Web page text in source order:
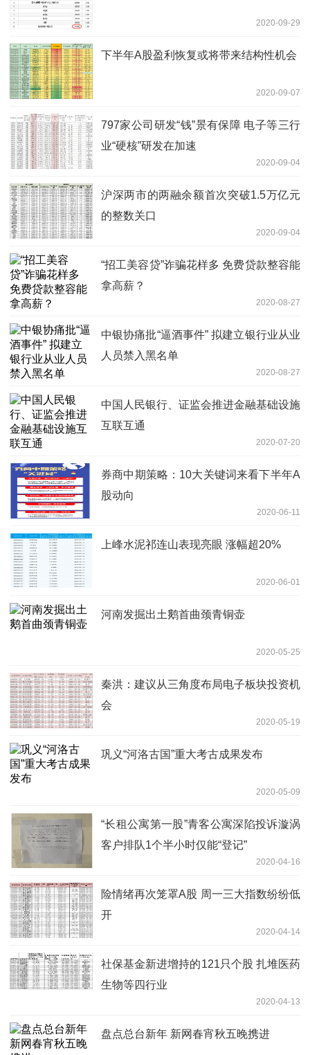
2020-09-29
下半年A股盈利恢复或将带来结构性机会
2020-09-07
797家公司研发“钱”景有保障 电子等三行
业“硬核”研发在加速
2020-09-04
沪深两市的两融余额首次突破1.5万亿元
的整数关口
2020-09-04
“招工美容贷”诈骗花样多 免费贷款整容能
拿高薪？
2020-08-27
中银协痛批“逼酒事件” 拟建立银行业从业
人员禁入黑名单
2020-08-27
中国人民银行、证监会推进金融基础设施
互联互通
2020-07-20
券商中期策略：10大关键词来看下半年A
股动向
2020-06-11
上峰水泥祁连山表现亮眼 涨幅超20%
2020-06-01
河南发掘出土鹅首曲颈青铜壶
2020-05-25
秦洪：建议从三角度布局电子板块投资机
会
2020-05-19
巩义“河洛古国”重大考古成果发布
2020-05-09
“长租公寓第一股”青客公寓深陷投诉漩涡
客户排队1个半小时仅能“登记”
2020-04-16
险情绪再次笼罩A股 周一三大指数纷纷低
开
2020-04-14
社保基金新进增持的121只个股 扎堆医药
生物等四行业
2020-04-13
盘点总台新年 新网春宵秋五晚携进